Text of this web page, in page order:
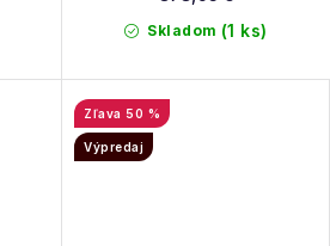
Skladom (1 ks)
50 %
Výpredaj